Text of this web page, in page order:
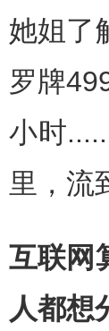
她姐了
罗牌
小时
里，流
互联网
人都想